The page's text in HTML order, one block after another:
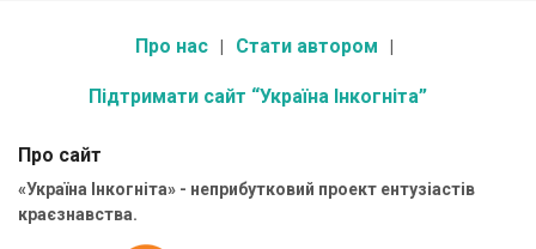
Про нас Стати автором
Підтримати сайт “Україна Інкогніта”
Про сайт
«Україна Інкогніта» - неприбутковий проект ентузіастів
краєзнавства.